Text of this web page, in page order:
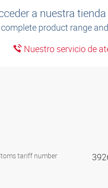
a nuestra
product range
Nuestro servicio de
tariff number